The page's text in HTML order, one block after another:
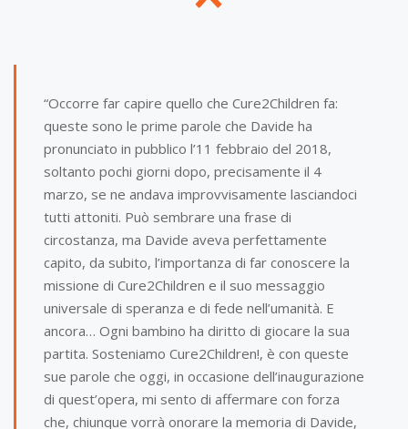
“Occorre far capire quello che Cure2Children fa:
queste sono le prime parole che Davide ha
pronunciato in pubblico l’11 febbraio del 2018,
soltanto pochi giorni dopo, precisamente il 4
marzo, se ne andava improvvisamente lasciandoci
tutti attoniti. Può sembrare una frase di
circostanza, ma Davide aveva perfettamente
capito, da subito, l’importanza di far conoscere la
missione di Cure2Children e il suo messaggio
universale di speranza e di fede nell’umanità. E
ancora… Ogni bambino ha diritto di giocare la sua
partita. Sosteniamo Cure2Children!, è con queste
sue parole che oggi, in occasione dell’inaugurazione
di quest’opera, mi sento di affermare con forza
che, chiunque vorrà onorare la memoria di Davide,